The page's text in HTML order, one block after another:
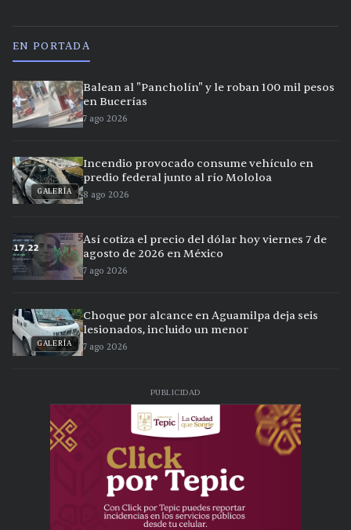
EN PORTADA
Balean al "Pancholín" y le roban 100 mil pesos
en Bucerías
7 ago 2026
GALERÍA
Incendio provocado consume vehículo en
predio federal junto al río Mololoa
8 ago 2026
Así cotiza el precio del dólar hoy viernes 7 de
agosto de 2026 en México
7 ago 2026
GALERÍA
Choque por alcance en Aguamilpa deja seis
lesionados, incluido un menor
7 ago 2026
PUBLICIDAD